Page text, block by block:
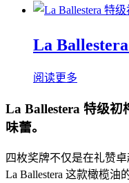
La
阅读更多
La Ballestera 特级
味蕾。
四枚奖牌不仅是在礼赞
La Ballestera 这款橄榄